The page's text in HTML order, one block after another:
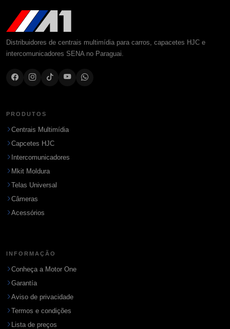
Distribuidores de centrais multimídia para carros, capacetes HJC e
intercomunicadores SENA no Paraguai.
PRODUTOS
Centrais Multimídia
Capcetes HJC
Intercomunicadores
Mkit Moldura
Telas Universal
Câmeras
Acessórios
INFORMAÇÃO
Conheça a Motor One
Garantía
Aviso de privacidade
Termos e condições
Lista de preços